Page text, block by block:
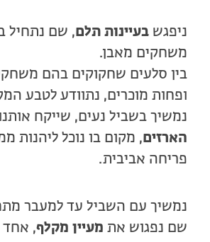
ניפגש בעיינות תלם, שם נתחיל
משחקים מאבן.
בין סלעים שחקוקים בהם
ופחות מוכרים, נתוודע לטבע
נמשיך בשביל נעים, שייקח
הארזים, מקום בו נוכל ליהנות
פריחה אביבית.
שם נפגוש את מעיין מקלף, אחד